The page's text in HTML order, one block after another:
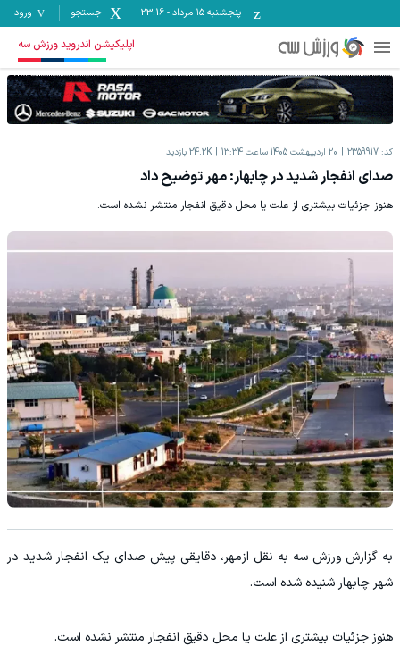
پنجشنبه ۱۵ مرداد -
23:16 جستجو ورود
اپلیکیشن اندروید ورزش سه
کد: 2359917 20 اردیبهشت 1405 ساعت 13:34 24.2K بازدید
صدای انفجار شدید در چابهار: مهر توضیح داد
هنوز جزئیات بیشتری از علت یا محل دقیق انفجار منتشر نشده است.
به گزارش ورزش سه به نقل ازمهر، دقایقی پیش صدای یک انفجار شدید در
شهر چابهار شنیده شده است.
هنوز جزئیات بیشتری از علت یا محل دقیق انفجار منتشر نشده است.